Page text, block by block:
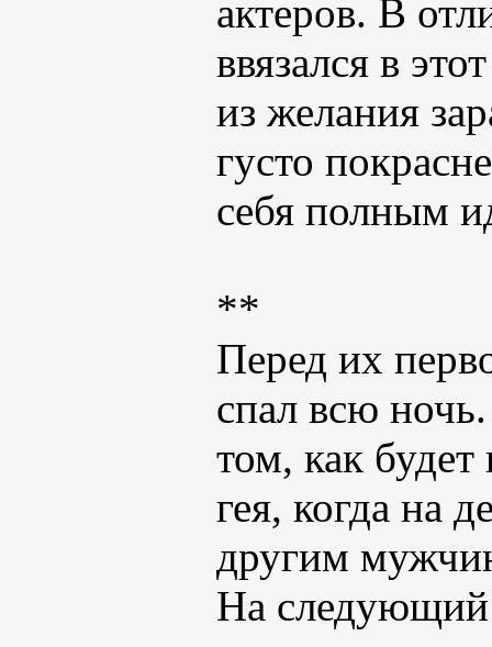
актеров. В
ввязался в
из желания
густо
себя полным
**
Перед их
спал всю
том, как
гея, когда на
другим
На